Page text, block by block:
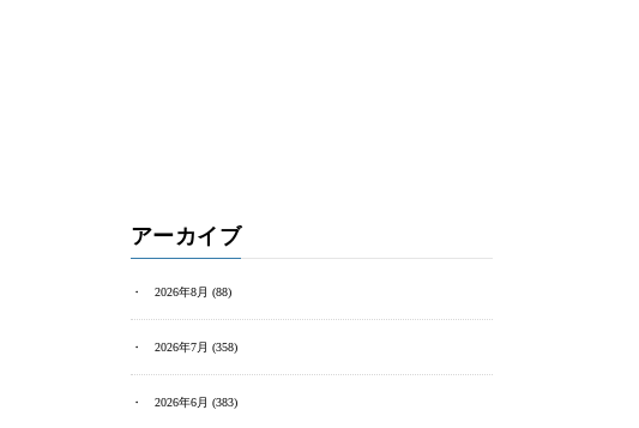
アーカイブ
2026年8月 (88)
2026年7月 (358)
2026年6月 (383)